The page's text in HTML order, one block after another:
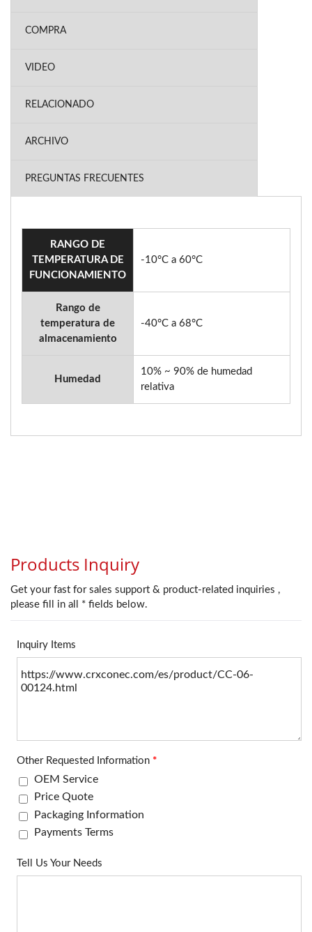
COMPRA
VIDEO
RELACIONADO
ARCHIVO
PREGUNTAS FRECUENTES
RANGO DE
TEMPERATURA DE
FUNCIONAMIENTO
-10°C a 60°C
Rango de
temperatura de
almacenamiento
-40°C a 68°C
Humedad
10% ~ 90% de humedad
relativa